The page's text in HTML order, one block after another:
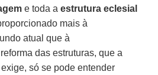
e toda a estrutura eclesial
mais à
atual que à
reforma das estruturas, que a
exige, só se pode entender